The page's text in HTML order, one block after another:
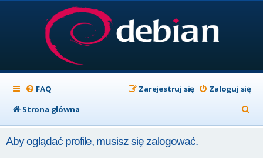
FAQ Zaloguj się
Zarejestruj się
Strona główna
z
Aby oglądać profile, musisz się zalogować.